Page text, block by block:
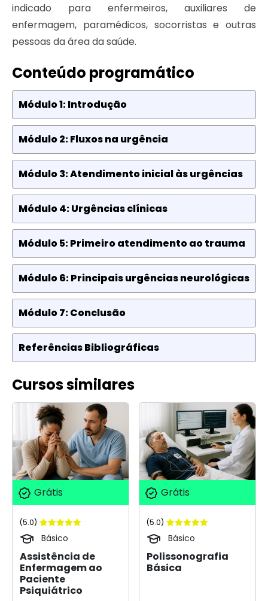
indicado para enfermeiros, auxiliares de
enfermagem, paramédicos, socorristas e outras
pessoas da área da saúde.
Conteúdo programático
Módulo 1: Introdução
Módulo 2: Fluxos na urgência
Módulo 3: Atendimento inicial às urgências
Módulo 4: Urgências clínicas
Módulo 5: Primeiro atendimento ao trauma
Módulo 6: Principais urgências neurológicas
Módulo 7: Conclusão
Referências Bibliográficas
Cursos similares
Grátis
(5.0)
Básico
Assistência de
Enfermagem ao
Paciente
Psiquiátrico
Grátis
(5.0)
Básico
Polissonografia
Básica